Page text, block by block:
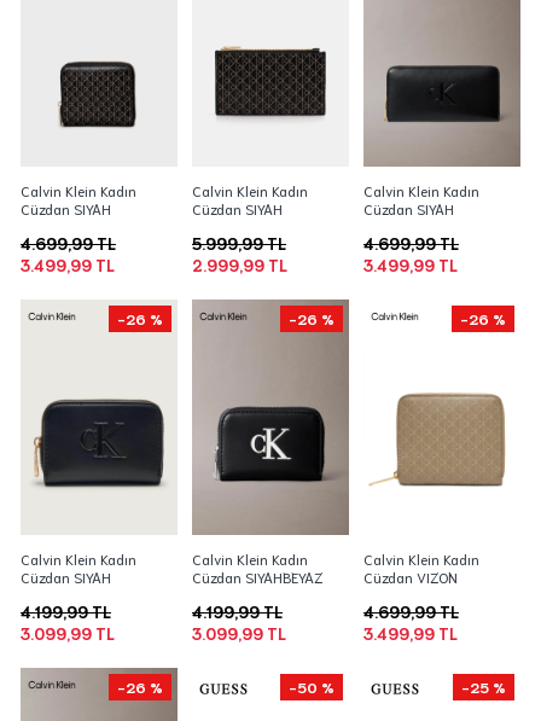
Calvin Klein Kadın
Cüzdan SIYAH
3.499,99 TL
4.699,99 TL
Calvin Klein Kadın
Cüzdan SIYAH
2.999,99 TL
5.999,99 TL
Calvin Klein Kadın
Cüzdan SIYAH
3.499,99 TL
4.699,99 TL
-26 %
Calvin Klein Kadın
Cüzdan SIYAH
3.099,99 TL
4.199,99 TL
-26 %
Calvin Klein Kadın
Cüzdan SIYAHBEYAZ
3.099,99 TL
4.199,99 TL
-26 %
Calvin Klein Kadın
Cüzdan VIZON
3.499,99 TL
4.699,99 TL
-26 % -50 % -25 %